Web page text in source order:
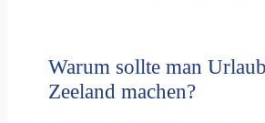
Warum sollte man
Zeeland machen?